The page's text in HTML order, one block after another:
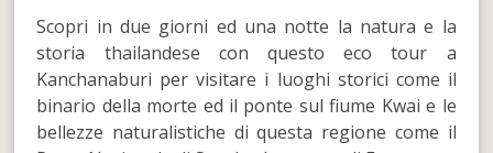
Scopri in due giorni ed una notte la natura e la
storia thailandese con questo eco tour a
Kanchanaburi per visitare i luoghi storici come il
binario della morte ed il ponte sul fiume Kwai e le
bellezze naturalistiche di questa regione come il